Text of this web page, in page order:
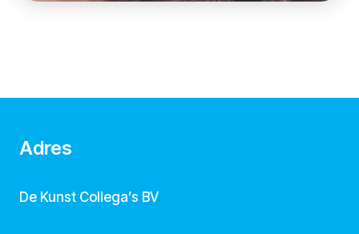
Adres
De Kunst Collega’s BV